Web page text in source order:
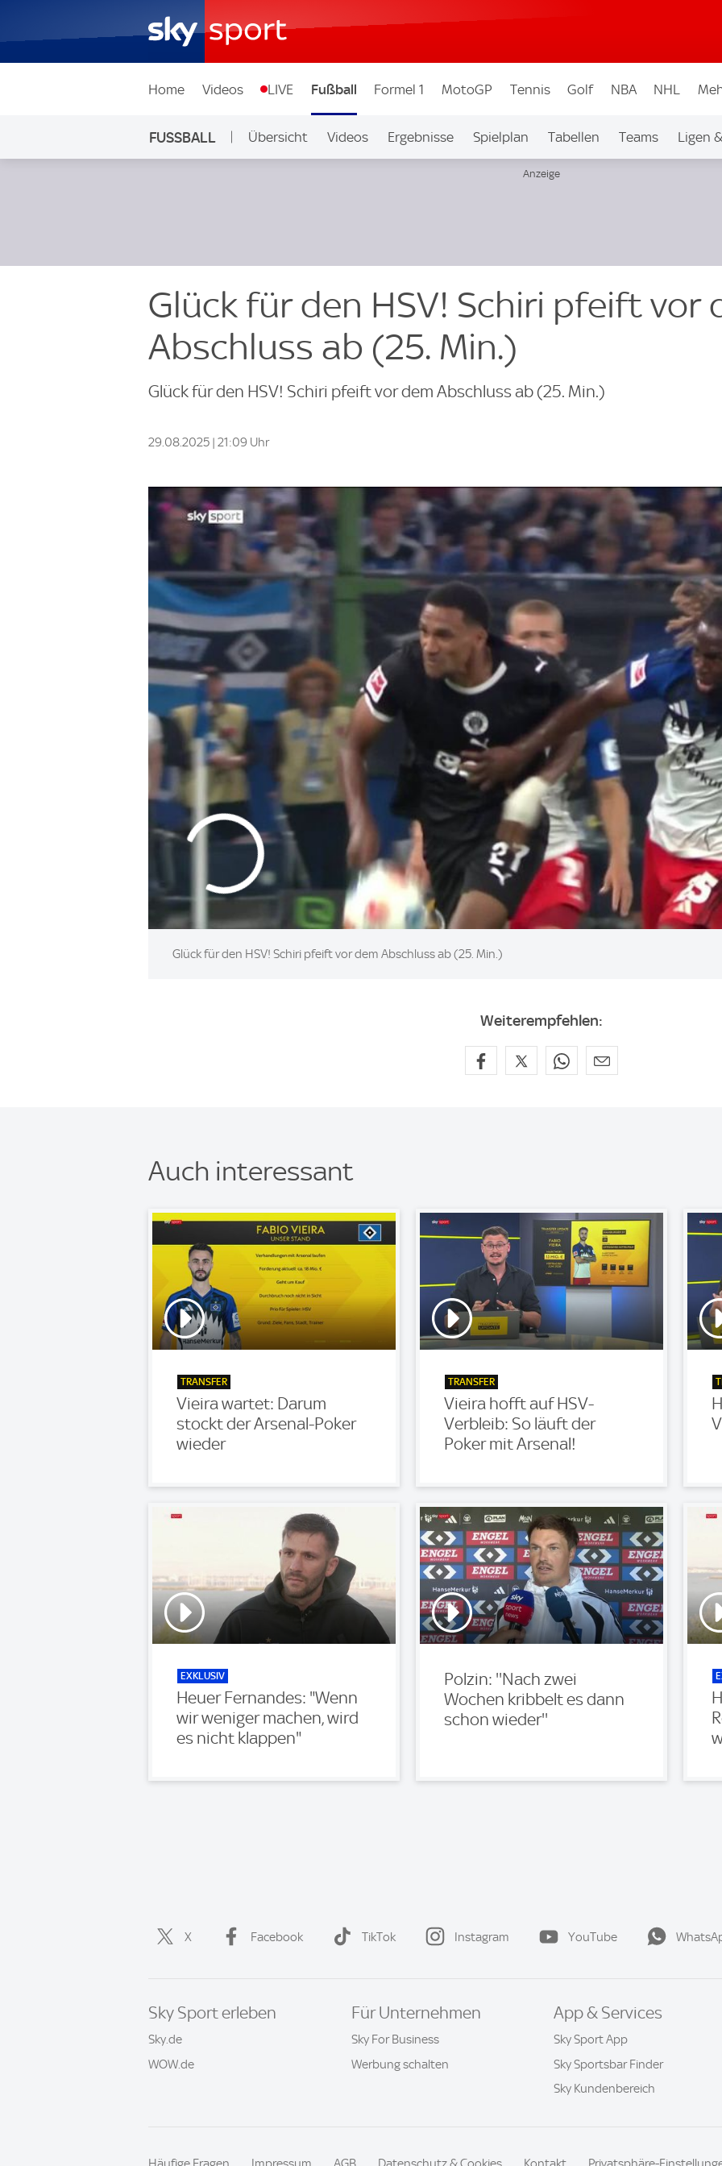
Home Videos LIVE Fußball Formel 1 MotoGP Tennis Golf NBA NHL
FUSSBALL Übersicht Videos Ergebnisse Spielplan Tabellen Teams Ligen
Glück für den HSV! Schiri pfeift vor
Abschluss ab (25. Min.)
Glück für den HSV! Schiri pfeift vor dem Abschluss ab (25. Min.)
29.08.2025 | 21:09 Uhr
Glück für den HSV! Schiri pfeift vor dem Abschluss ab (25. Min.)
Weiterempfehlen:
Auch interessant
TRANSFER
Vieira wartet: Darum
stockt der Arsenal-Poker
wieder
TRANSFER
Vieira hofft auf HSV-
Verbleib: So läuft der
Poker mit Arsenal!
EXKLUSIV
Heuer Fernandes: "Wenn
wir weniger machen, wird
es nicht klappen"
Polzin: ''Nach zwei
Wochen kribbelt es dann
schon wieder''
X Facebook TikTok Instagram YouTube
Sky Sport erleben
Sky.de
WOW.de
Für Unternehmen
Sky For Business
Werbung schalten
App & Services
Sky Sport App
Sky Sportsbar Finder
Sky Kundenbereich